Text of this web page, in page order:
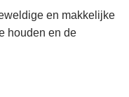
en makkelijke
houden en de